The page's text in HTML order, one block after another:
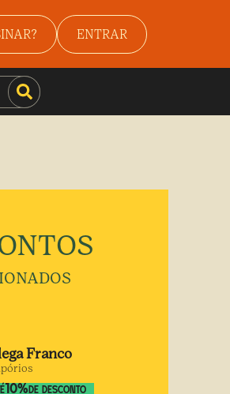
ENTRAR
Franco
10%DE DESCONTO